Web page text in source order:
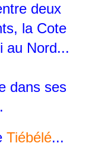
deux
la Cote
au Nord...
dans ses
Tiébélé...